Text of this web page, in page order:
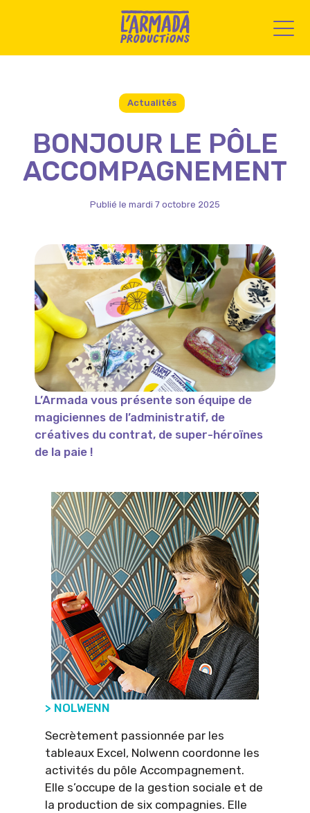
Actualités
BONJOUR LE PÔLE
ACCOMPAGNEMENT
Publié le mardi 7 octobre 2025
L’Armada vous présente son équipe de
magiciennes de l’administratif, de
créatives du contrat, de super-héroïnes
de la paie !
> NOLWENN
Secrètement passionnée par les
tableaux Excel, Nolwenn coordonne les
activités du pôle Accompagnement.
Elle s’occupe de la gestion sociale et de
la production de six compagnies. Elle